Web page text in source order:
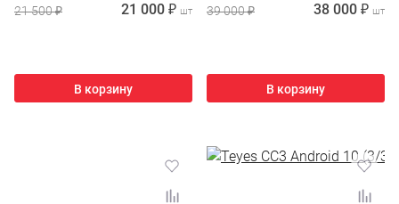
21 500 ₽ 21 000 ₽ шт
В корзину
39 000 ₽ 38 000 ₽ шт
В корзину